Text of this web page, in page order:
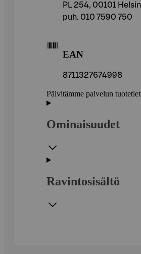
PL 254, 00101
puh. 010 7590 750
EAN
8711327674998
Päivitämme palvelun
Ominaisuudet
Ravintosisältö